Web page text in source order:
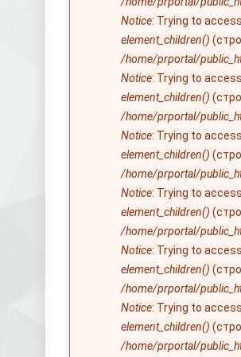
Notice: Trying to
element_children()
/home/prportal/
Notice: Trying to
element_children()
/home/prportal/
Notice: Trying to
element_children()
/home/prportal/
Notice: Trying to
element_children()
/home/prportal/
Notice: Trying to
element_children()
/home/prportal/
Notice: Trying to
element_children()
/home/prportal/